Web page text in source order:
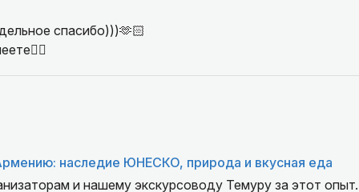
спасибо)))🫶🏻
наследие ЮНЕСКО, природа и вкусная еда
и нашему экскурсоводу Темуру за этот